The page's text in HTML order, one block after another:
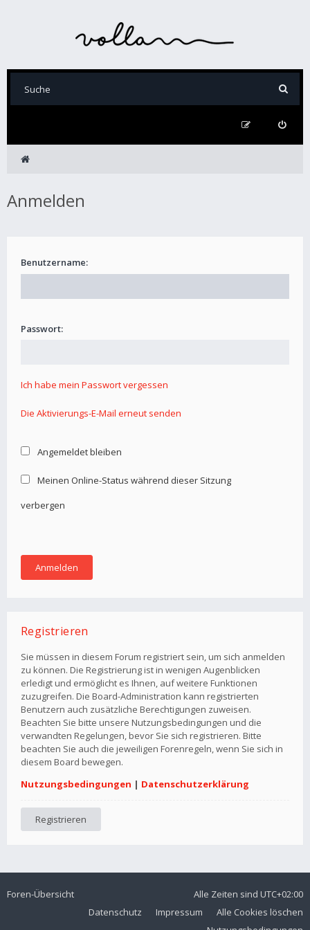
Anmelden
Benutzername:
Passwort:
Ich habe mein Passwort vergessen
Die Aktivierungs-E-Mail erneut senden
Angemeldet bleiben
Meinen Online-Status während dieser Sitzung
verbergen
Registrieren
Sie müssen in diesem Forum registriert sein, um sich anmelden
zu können. Die Registrierung ist in wenigen Augenblicken
erledigt und ermöglicht es Ihnen, auf weitere Funktionen
zuzugreifen. Die Board-Administration kann registrierten
Benutzern auch zusätzliche Berechtigungen zuweisen.
Beachten Sie bitte unsere Nutzungsbedingungen und die
verwandten Regelungen, bevor Sie sich registrieren. Bitte
beachten Sie auch die jeweiligen Forenregeln, wenn Sie sich in
diesem Board bewegen.
Nutzungsbedingungen | Datenschutzerklärung
Registrieren
Foren-Übersicht Alle Zeiten sind UTC+02:00
Alle Cookies löschen
Impressum
Datenschutz